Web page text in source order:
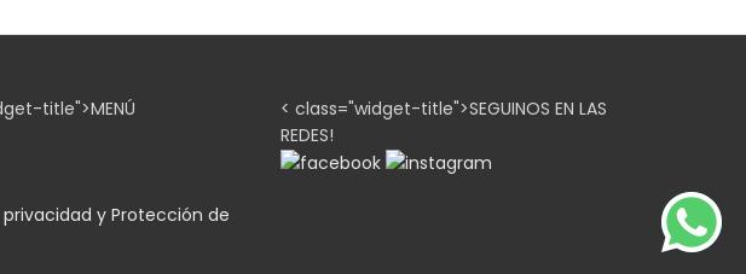
title">MENÚ
y Protección de
< class="widget-title">SEGUINOS EN LAS
REDES!